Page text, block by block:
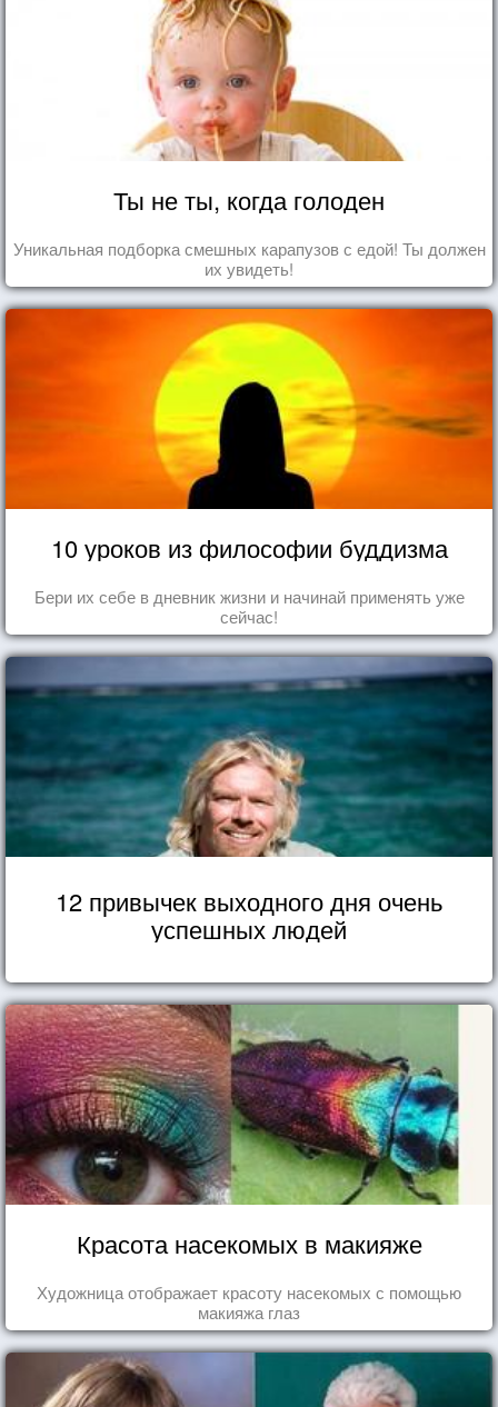
Ты не ты, когда голоден
Уникальная подборка смешных карапузов с едой! Ты должен
их увидеть!
10 уроков из философии буддизма
Бери их себе в дневник жизни и начинай применять уже
сейчас!
12 привычек выходного дня очень
успешных людей
Красота насекомых в макияже
Художница отображает красоту насекомых с помощью
макияжа глаз